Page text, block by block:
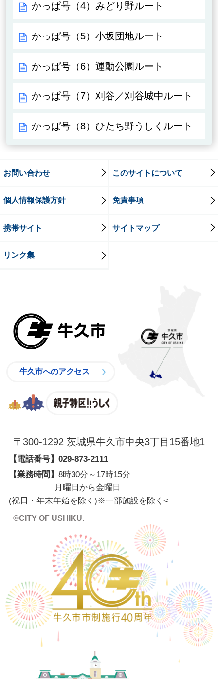
かっぱ号（4）みどり野ルート
かっぱ号（5）小坂団地ルート
かっぱ号（6）運動公園ルート
かっぱ号（7）刈谷／刈谷城中ルート
かっぱ号（8）ひたち野うしくルート
お問い合わせ このサイトについて
個人情報保護方針 免責事項
携帯サイト サイトマップ
リンク集
牛久市へのアクセス
〒300-1292 茨城県牛久市中央3丁目15番地1
【電話番号】 029-873-2111
【業務時間】 8時30分～17時15分
月曜日から金曜日
(祝日・年末年始を除く)※一部施設を除く <
©CITY OF USHIKU.